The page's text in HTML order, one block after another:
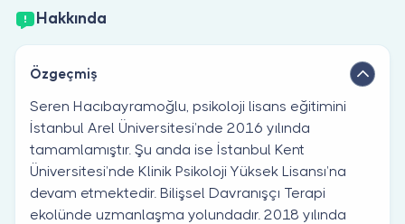
Hakkında
Özgeçmiş
Seren Hacıbayramoğlu, psikoloji lisans eğitimini
İstanbul Arel Üniversitesi’nde 2016 yılında
tamamlamıştır. Şu anda ise İstanbul Kent
Üniversitesi’nde Klinik Psikoloji Yüksek Lisansı’na
devam etmektedir. Bilişsel Davranışçı Terapi
ekolünde uzmanlaşma yolundadır. 2018 yılında